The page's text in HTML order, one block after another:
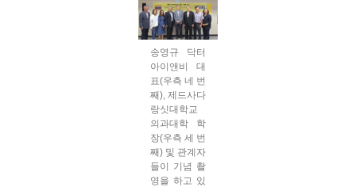
송영규 닥터
아이앤비 대
표(우측 네 번
째), 제드사다
랑싯대학교
의과대학 학
장(우측 세 번
째) 및 관계자
들이 기념 촬
영을 하고 있